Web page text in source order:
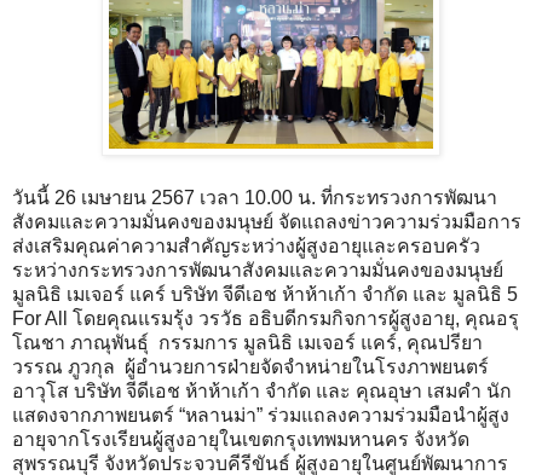
วันนี้ 26 เมษายน 2567 เวลา 10.00 น. ที่กระทรวงการพัฒนา
สังคมและความมั่นคงของมนุษย์ จัดแถลงข่าวความร่วมมือการ
ส่งเสริมคุณค่าความสำคัญระหว่างผู้สูงอายุและครอบครัว
ระหว่างกระทรวงการพัฒนาสังคมและความมั่นคงของมนุษย์
มูลนิธิ เมเจอร์ แคร์ บริษัท จีดีเอช ห้าห้าเก้า จำกัด และ มูลนิธิ 5
For All โดยคุณแรมรุ้ง วรวัธ อธิบดีกรมกิจการผู้สูงอายุ, คุณอรุ
โณชา ภาณุพันธุ์ กรรมการ มูลนิธิ เมเจอร์ แคร์, คุณปรียา
วรรณ ภูวกุล ผู้อำนวยการฝ่ายจัดจำหน่ายในโรงภาพยนตร์
อาวุโส บริษัท จีดีเอช ห้าห้าเก้า จำกัด และ คุณอุษา เสมคำ นัก
แสดงจากภาพยนตร์ “หลานม่า” ร่วมแถลงความร่วมมือนำผู้สูง
อายุจากโรงเรียนผู้สูงอายุในเขตกรุงเทพมหานคร จังหวัด
สุพรรณบุรี จังหวัดประจวบคีรีขันธ์ ผู้สูงอายุในศูนย์พัฒนาการ